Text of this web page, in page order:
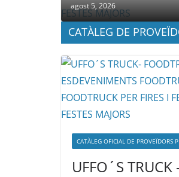
agost 5, 2026
CATÀLEG DE
CATÀLEG OFICIAL DE PROVEÏDORS
UFFO´S